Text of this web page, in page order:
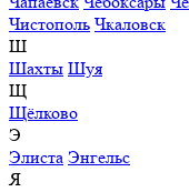
Чистополь Чкаловск
Ш
Шахты Шуя
Щ
Щёлково
Э
Элиста Энгельс
Я